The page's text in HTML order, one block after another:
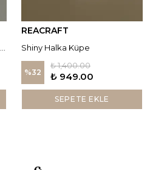
REACRAFT
Shiny Halka Küpe
%32
₺ 1,400.00
₺ 949.00
SEPETE EKLE